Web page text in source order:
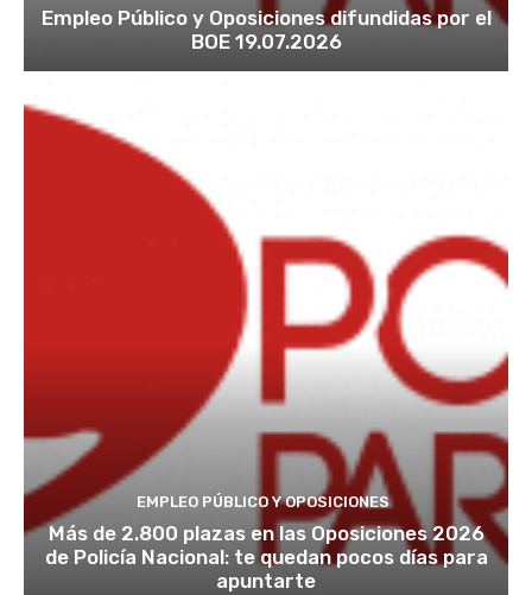
Empleo Público y Oposiciones difundidas por el
BOE 19.07.2026
EMPLEO PÚBLICO Y OPOSICIONES
Más de 2.800 plazas en las Oposiciones 2026
de Policía Nacional: te quedan pocos días para
apuntarte